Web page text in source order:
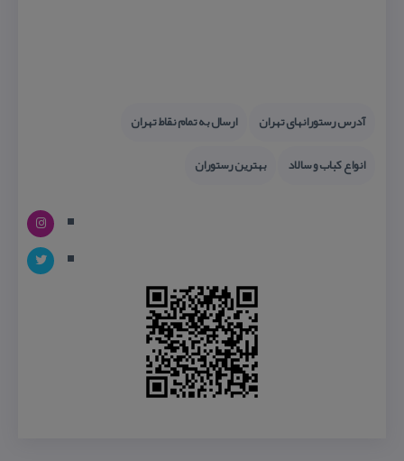
آدرس رستورانهای تهران
ارسال به تمام نقاط تهران
انواع كباب و سالاد
بهترین رستوران